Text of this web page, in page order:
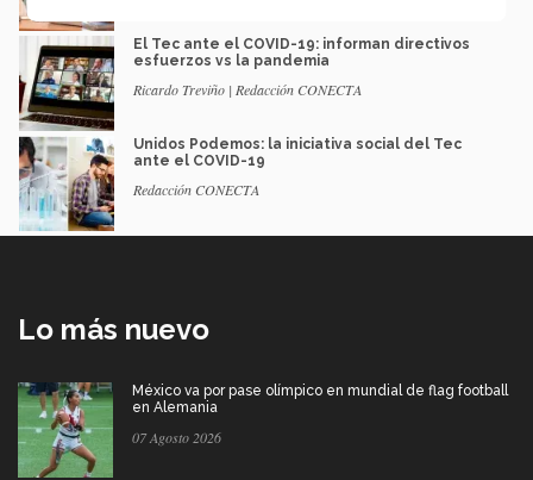
El Tec ante el COVID-19: informan directivos
esfuerzos vs la pandemia
Ricardo Treviño | Redacción CONECTA
Unidos Podemos: la iniciativa social del Tec
ante el COVID-19
Redacción CONECTA
Lo más nuevo
México va por pase olímpico en mundial de flag football
en Alemania
07 Agosto 2026